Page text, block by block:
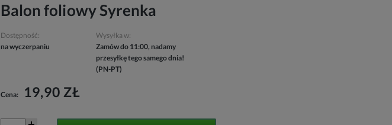
Balon foliowy Syrenka
Dostępność:
na wyczerpaniu
Wysyłka w:
Zamów do 11:00, nadamy
przesyłkę tego samego dnia!
(PN-PT)
Cena: 19,90 ZŁ